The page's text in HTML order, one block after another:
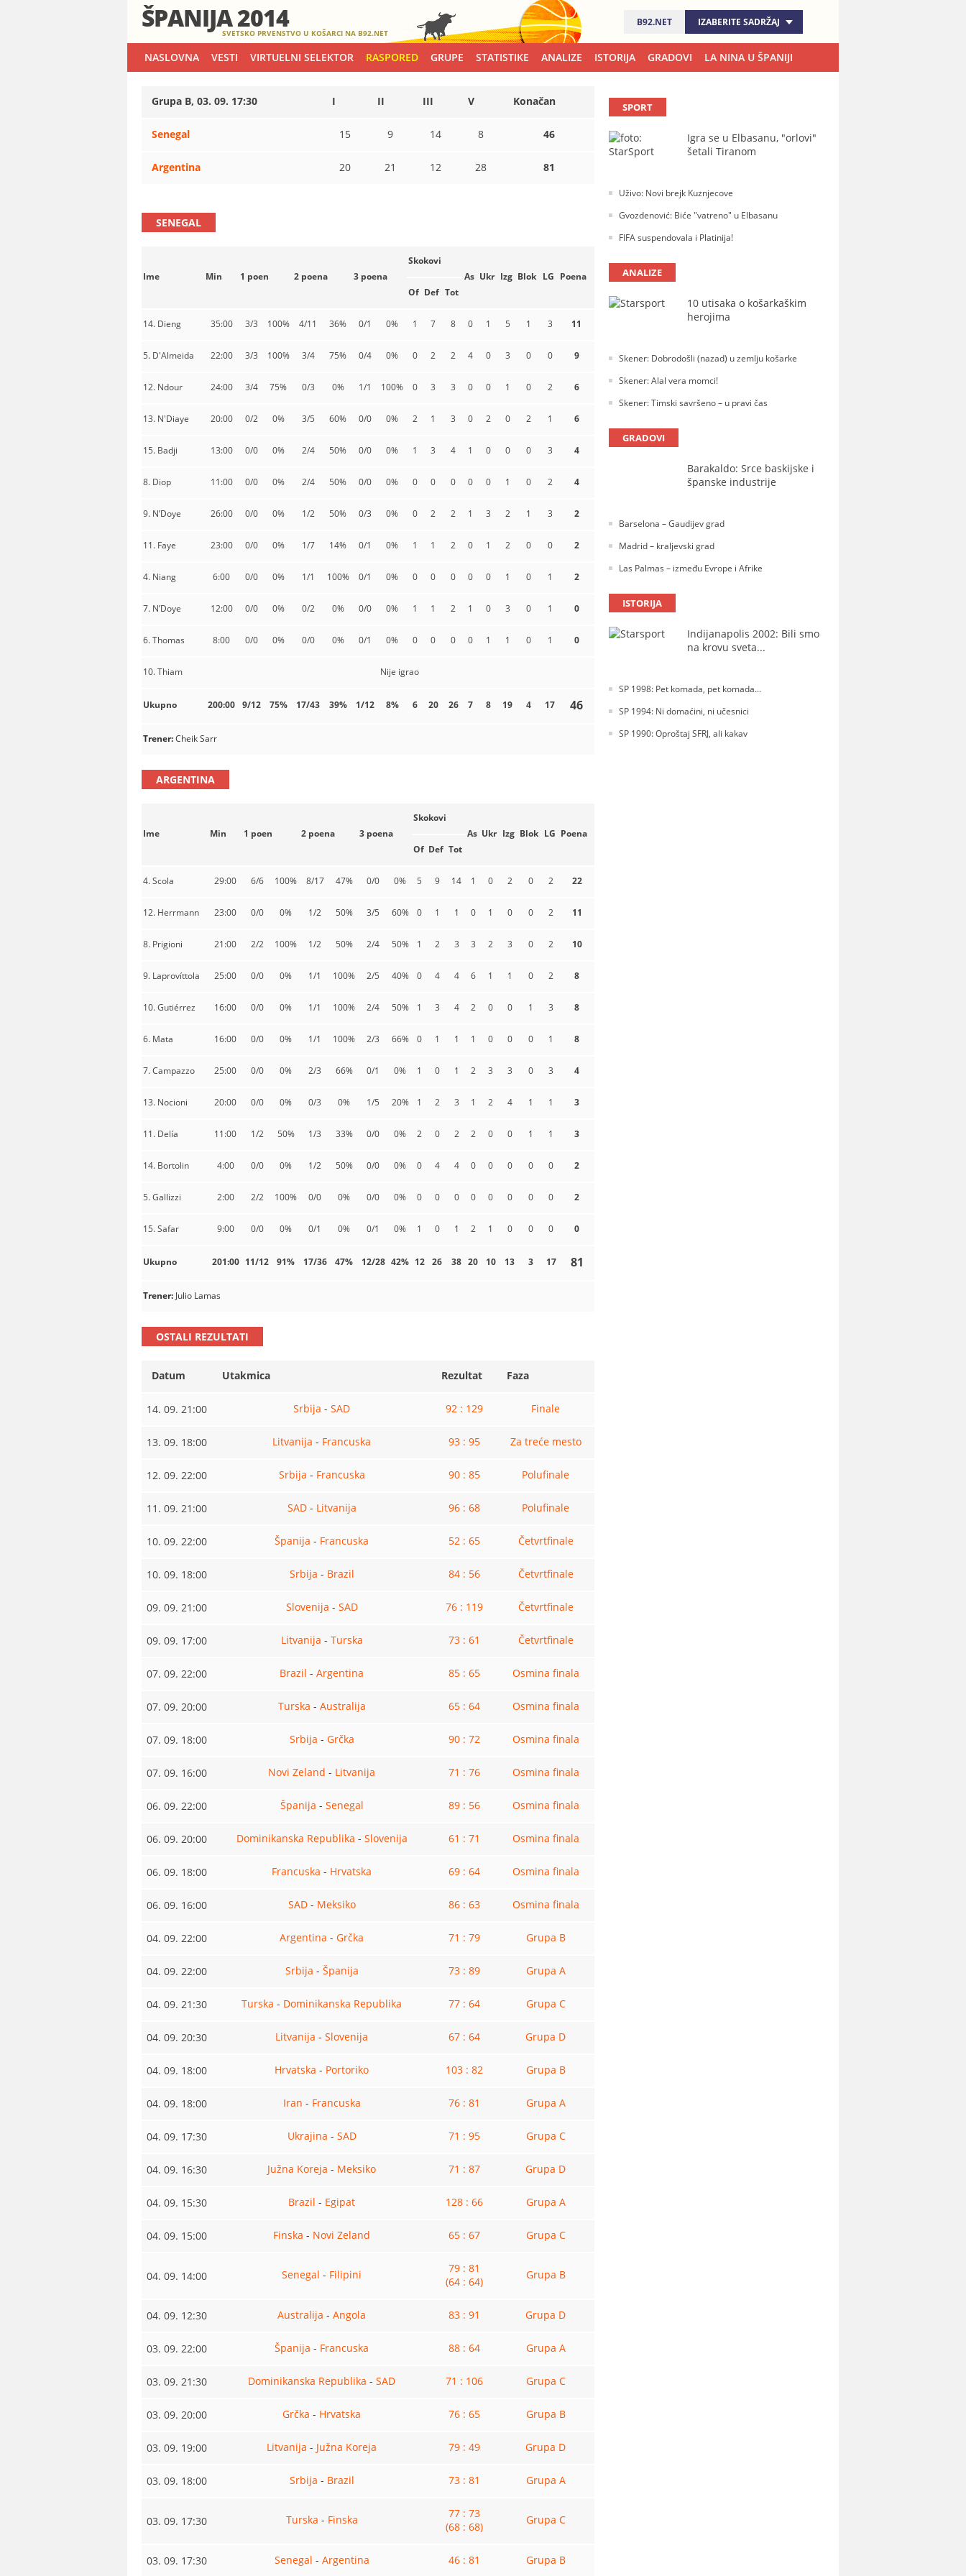
ŠPANIJA 2014SVETSKO PRVENSTVO U KOŠARCI NA B92.NET
B92.NET IZABERITE SADRŽAJ
NASLOVNA VESTI VIRTUELNI SELEKTOR RASPORED GRUPE STATISTIKE ANALIZE ISTORIJA GRADOVI LA NINA U ŠPANIJI
Grupa B, 03. 09. 17:30 I II III V Konačan
Senegal 15 9 14 8 46
Argentina 20 21 12 28 81
SENEGAL
Ime Min 1 poen 2 poena 3 poena
Skokovi
As Ukr Izg Blok LG Poena
Of Def Tot
14. Dieng 35:00 3/3 100% 4/11 36% 0/1 0% 1 7 8 0 1 5 1 3 11
5. D'Almeida 22:00 3/3 100% 3/4 75% 0/4 0% 0 2 2 4 0 3 0 0 9
12. Ndour 24:00 3/4 75% 0/3 0% 1/1 100% 0 3 3 0 0 1 0 2 6
13. N'Diaye 20:00 0/2 0% 3/5 60% 0/0 0% 2 1 3 0 2 0 2 1 6
15. Badji 13:00 0/0 0% 2/4 50% 0/0 0% 1 3 4 1 0 0 0 3 4
8. Diop 11:00 0/0 0% 2/4 50% 0/0 0% 0 0 0 0 0 1 0 2 4
9. N’Doye 26:00 0/0 0% 1/2 50% 0/3 0% 0 2 2 1 3 2 1 3 2
11. Faye 23:00 0/0 0% 1/7 14% 0/1 0% 1 1 2 0 1 2 0 0 2
4. Niang 6:00 0/0 0% 1/1 100% 0/1 0% 0 0 0 0 0 1 0 1 2
7. N’Doye 12:00 0/0 0% 0/2 0% 0/0 0% 1 1 2 1 0 3 0 1 0
6. Thomas 8:00 0/0 0% 0/0 0% 0/1 0% 0 0 0 0 1 1 0 1 0
10. Thiam Nije igrao
Ukupno 200:00 9/12 75% 17/43 39% 1/12 8% 6 20 26 7 8 19 4 17 46
Trener:Cheik Sarr
ARGENTINA
Ime Min 1 poen 2 poena 3 poena
Skokovi
As Ukr Izg Blok LG Poena
Of Def Tot
4. Scola 29:00 6/6 100% 8/17 47% 0/0 0% 5 9 14 1 0 2 0 2 22
12. Herrmann 23:00 0/0 0% 1/2 50% 3/5 60% 0 1 1 0 1 0 0 2 11
8. Prigioni 21:00 2/2 100% 1/2 50% 2/4 50% 1 2 3 3 2 3 0 2 10
9. Laprovíttola 25:00 0/0 0% 1/1 100% 2/5 40% 0 4 4 6 1 1 0 2 8
10. Gutiérrez 16:00 0/0 0% 1/1 100% 2/4 50% 1 3 4 2 0 0 1 3 8
6. Mata 16:00 0/0 0% 1/1 100% 2/3 66% 0 1 1 1 0 0 0 1 8
7. Campazzo 25:00 0/0 0% 2/3 66% 0/1 0% 1 0 1 2 3 3 0 3 4
13. Nocioni 20:00 0/0 0% 0/3 0% 1/5 20% 1 2 3 1 2 4 1 1 3
11. Delía 11:00 1/2 50% 1/3 33% 0/0 0% 2 0 2 2 0 0 1 1 3
14. Bortolin 4:00 0/0 0% 1/2 50% 0/0 0% 0 4 4 0 0 0 0 0 2
5. Gallizzi 2:00 2/2 100% 0/0 0% 0/0 0% 0 0 0 0 0 0 0 0 2
15. Safar 9:00 0/0 0% 0/1 0% 0/1 0% 1 0 1 2 1 0 0 0 0
Ukupno 201:00 11/12 91% 17/36 47% 12/28 42% 12 26 38 20 10 13 3 17 81
Trener: Julio Lamas
OSTALI REZULTATI
Datum Utakmica Rezultat Faza
14. 09. 21:00 Srbija - SAD 92 : 129 Finale
13. 09. 18:00 Litvanija - Francuska 93 : 95 Za treće mesto
12. 09. 22:00 Srbija - Francuska 90 : 85 Polufinale
11. 09. 21:00 SAD- Litvanija 96 : 68 Polufinale
10. 09. 22:00 Španija - Francuska 52 : 65 Četvrtfinale
10. 09. 18:00 Srbija - Brazil 84 : 56 Četvrtfinale
09. 09. 21:00 Slovenija - SAD 76 : 119 Četvrtfinale
09. 09. 17:00 Litvanija - Turska 73 : 61 Četvrtfinale
07. 09. 22:00 Brazil - Argentina 85 : 65 Osmina finala
07. 09. 20:00 Turska - Australija 65 : 64 Osmina finala
07. 09. 18:00 Srbija - Grčka 90 : 72 Osmina finala
07. 09. 16:00 Novi Zeland - Litvanija 71 : 76 Osmina finala
06. 09. 22:00 Španija - Senegal 89 : 56 Osmina finala
06. 09. 20:00 Dominikanska Republika - Slovenija 61 : 71 Osmina finala
06. 09. 18:00 Francuska - Hrvatska 69 : 64 Osmina finala
06. 09. 16:00 SAD- Meksiko 86 : 63 Osmina finala
04. 09. 22:00 Argentina - Grčka 71 : 79 Grupa B
04. 09. 22:00 Srbija - Španija 73 : 89 Grupa A
04. 09. 21:30 Turska - Dominikanska Republika 77 : 64 Grupa C
04. 09. 20:30 Litvanija - Slovenija 67 : 64 Grupa D
04. 09. 18:00 Hrvatska - Portoriko 103 : 82 Grupa B
04. 09. 18:00 Iran - Francuska 76 : 81 Grupa A
04. 09. 17:30 Ukrajina - SAD 71 : 95 Grupa C
04. 09. 16:30 Južna Koreja - Meksiko 71 : 87 Grupa D
04. 09. 15:30 Brazil - Egipat 128 : 66 Grupa A
04. 09. 15:00 Finska - Novi Zeland 65 : 67 Grupa C
04. 09. 14:00 Senegal - Filipini
79 : 81
(64 : 64)
Grupa B
04. 09. 12:30 Australija - Angola 83 : 91 Grupa D
03. 09. 22:00 Španija - Francuska 88 : 64 Grupa A
03. 09. 21:30 Dominikanska Republika - SAD 71 : 106 Grupa C
03. 09. 20:00 Grčka - Hrvatska 76 : 65 Grupa B
03. 09. 19:00 Litvanija - Južna Koreja 79 : 49 Grupa D
03. 09. 18:00 Srbija - Brazil 73 : 81 Grupa A
03. 09. 17:30 Turska - Finska
77 : 73
(68 : 68)
Grupa C
03. 09. 17:30 Senegal - Argentina 46 : 81 Grupa B
SPORT
Igra se u Elbasanu, "orlovi"
šetali Tiranom
Uživo: Novi brejk Kuznjecove
Gvozdenović: Biće "vatreno" u Elbasanu
FIFA suspendovala i Platinija!
ANALIZE
10 utisaka o košarkaškim
herojima
Skener: Dobrodošli (nazad) u zemlju košarke
Skener: Alal vera momci!
Skener: Timski savršeno – u pravi čas
GRADOVI
Barakaldo: Srce baskijske i
španske industrije
Barselona – Gaudijev grad
Madrid – kraljevski grad
Las Palmas – između Evrope i Afrike
ISTORIJA
Indijanapolis 2002: Bili smo
na krovu sveta...
SP 1998: Pet komada, pet komada...
SP 1994: Ni domaćini, ni učesnici
SP 1990: Oproštaj SFRJ, ali kakav